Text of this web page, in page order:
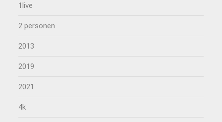
1live
2 personen
2013
2019
2021
4k